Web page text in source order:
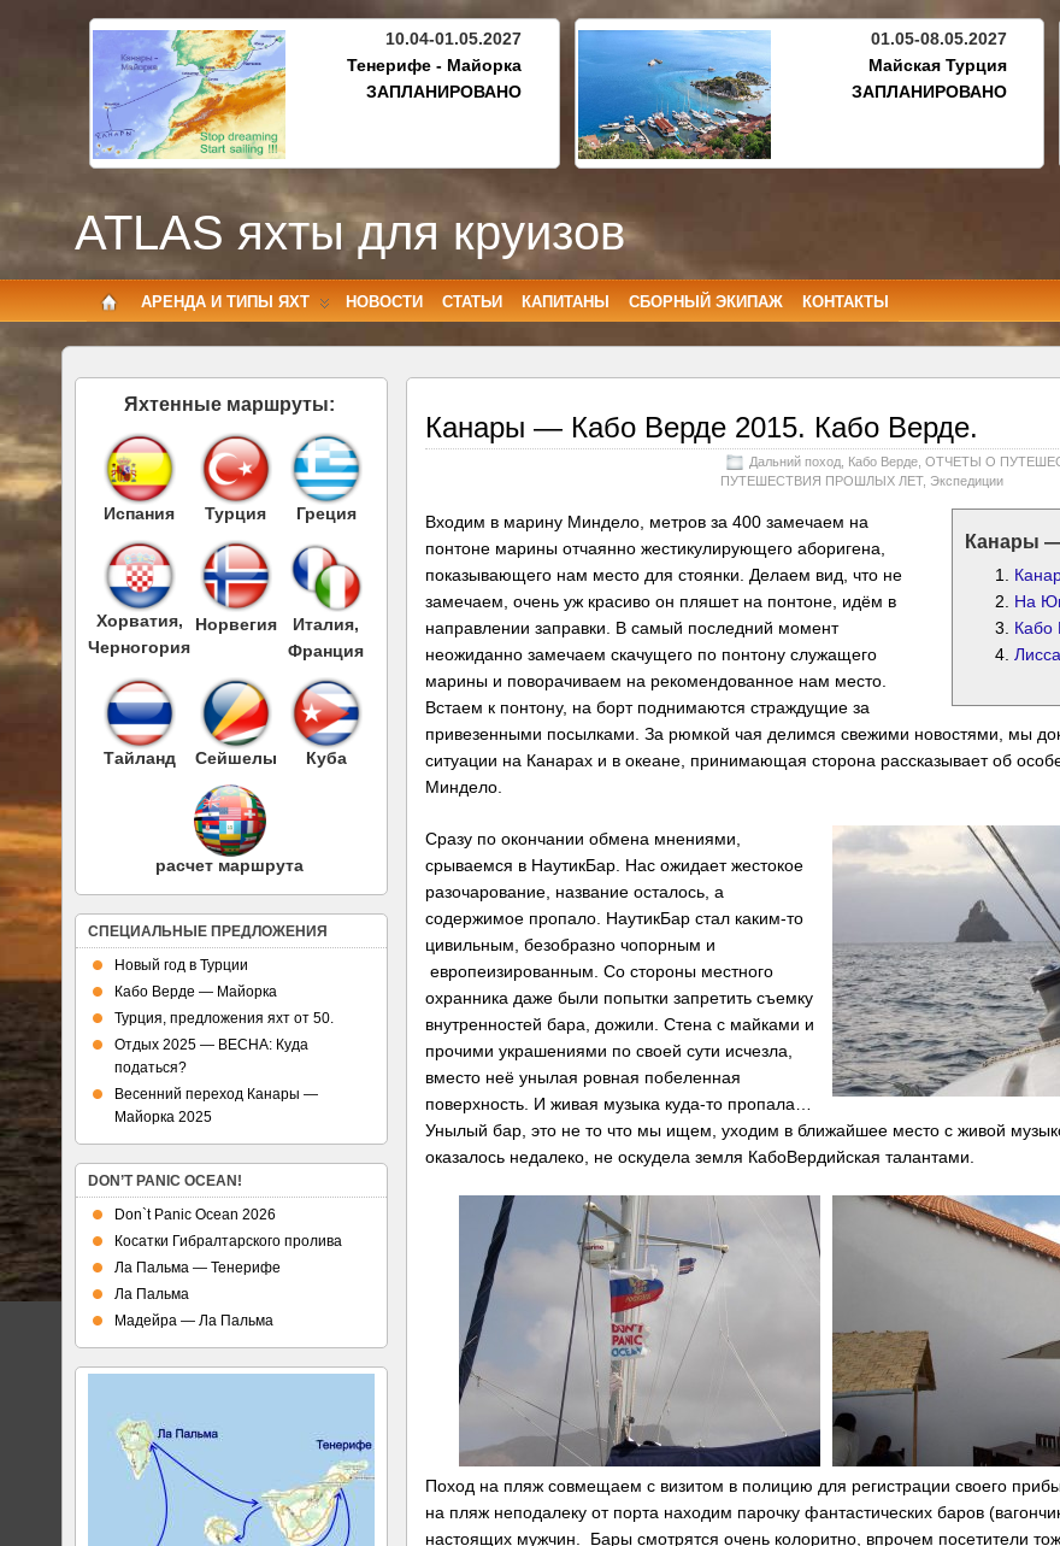
10.04-01.05.2027
Тенерифе - Майорка
ЗАПЛАНИРОВАНО
01.05-08.05.2027
Майская Турция
ЗАПЛАНИРОВАНО
ATLAS яхты для круизов
АРЕНДА И ТИПЫ ЯХТ НОВОСТИ СТАТЬИ КАПИТАНЫ СБОРНЫЙ ЭКИПАЖ КОНТАКТЫ
Канары — Кабо Верде 2015. Кабо Верде.
Дальний поход Кабо Верде ,ОТЧЕТЫ О
ПУТЕШЕСТВИЯ ПРОШЛЫХ ЛЕТ, Экспедиции
Канары
На
Кабо
Входим в марину Миндело, метров за 400 замечаем на
понтоне марины отчаянно жестикулирующего аборигена,
показывающего нам место для стоянки. Делаем вид, что не
замечаем, очень уж красиво он пляшет на понтоне, идём в
направлении заправки. В самый последний момент
неожиданно замечаем скачущего по понтону служащего
марины и поворачиваем на рекомендованное нам место.
Встаем к понтону, на борт поднимаются страждущие за
привезенными посылками. За рюмкой чая делимся свежими новостями, мы
ситуации на Канарах и в океане, принимающая сторона рассказывает об
Миндело.
Сразу по окончании обмена мнениями,
срываемся в НаутикБар. Нас ожидает жестокое
разочарование, название осталось, а
содержимое пропало. НаутикБар стал каким-то
цивильным, безобразно чопорным и
европеизированным. Со стороны местного
охранника даже были попытки запретить съемку
внутренностей бара, дожили. Стена с майками и
прочими украшениями по своей сути исчезла,
вместо неё унылая ровная побеленная
поверхность. И живая музыка куда-то пропала…
Унылый бар, это не то что мы ищем, уходим в ближайшее место с живой
оказалось недалеко, не оскудела земля КабоВердийская талантами.
Поход на пляж совмещаем с визитом в полицию для регистрации своего
на пляж неподалеку от порта находим парочку фантастических баров
настоящих мужчин. Бары смотрятся очень колоритно, впрочем посетители
Яхтенные маршруты:
Испания Турция Греция
Хорватия,
Черногория
Норвегия
Италия,
Франция
Тайланд Сейшелы Куба
расчет маршрута
СПЕЦИАЛЬНЫЕ ПРЕДЛОЖЕНИЯ
Новый год в Турции
Кабо Верде — Майорка
Турция, предложения яхт от 50.
Отдых 2025 — ВЕСНА: Куда
податься?
Весенний переход Канары —
Майорка 2025
DON’T PANIC OCEAN!
Don`t Panic Ocean 2026
Косатки Гибралтарского пролива
Ла Пальма — Тенерифе
Ла Пальма
Мадейра — Ла Пальма